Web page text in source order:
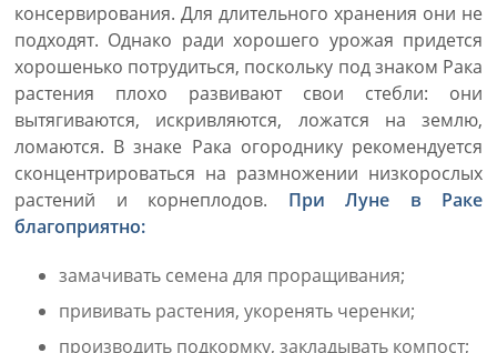
консервирования. Для длительного хранения они не
подходят. Однако ради хорошего урожая придется
хорошенько потрудиться, поскольку под знаком Рака
растения плохо развивают свои стебли: они
вытягиваются, искривляются, ложатся на землю,
ломаются. В знаке Рака огороднику рекомендуется
сконцентрироваться на размножении низкорослых
растений и корнеплодов. При Луне в Раке
благоприятно:
замачивать семена для проращивания;
прививать растения, укоренять черенки;
производить подкормку, закладывать компост;